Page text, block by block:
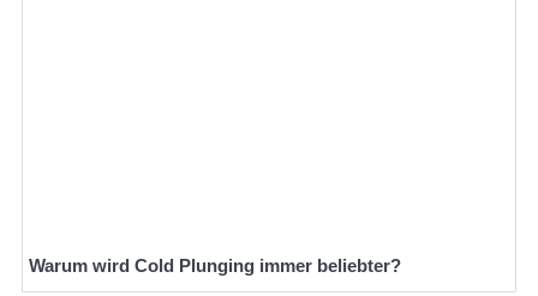
Warum wird Cold Plunging immer beliebter?